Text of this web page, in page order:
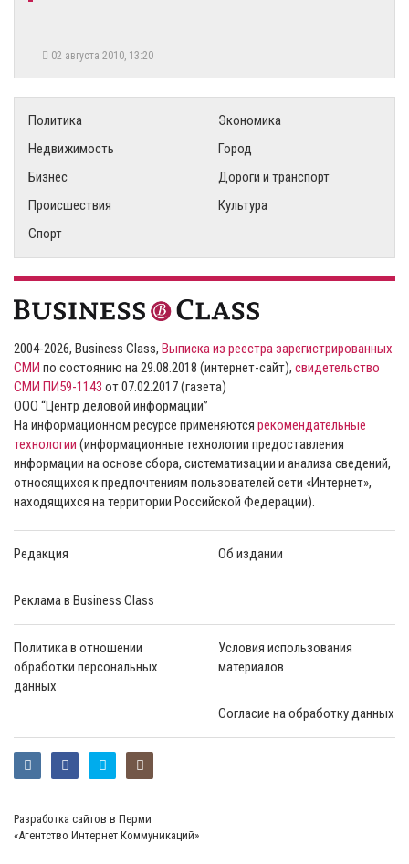
02 августа 2010, 13:20
Политика
Экономика
Недвижимость
Город
Бизнес
Дороги и транспорт
Происшествия
Культура
Спорт
2004-2026, Business Class, Выписка из реестра зарегистрированных
СМИ по состоянию на 29.08.2018 (интернет-сайт), свидетельство
СМИ ПИ59-1143 от 07.02.2017 (газета)
ООО “Центр деловой информации”
На информационном ресурсе применяются рекомендательные
технологии (информационные технологии предоставления
информации на основе сбора, систематизации и анализа сведений,
относящихся к предпочтениям пользователей сети «Интернет»,
находящихся на территории Российской Федерации).
Редакция Об издании
Реклама в Business Class
Политика в отношении
обработки персональных
данных
Условия использования
материалов
Согласие на обработку данных
Разработка сайтов в Перми
«Агентство Интернет Коммуникаций»